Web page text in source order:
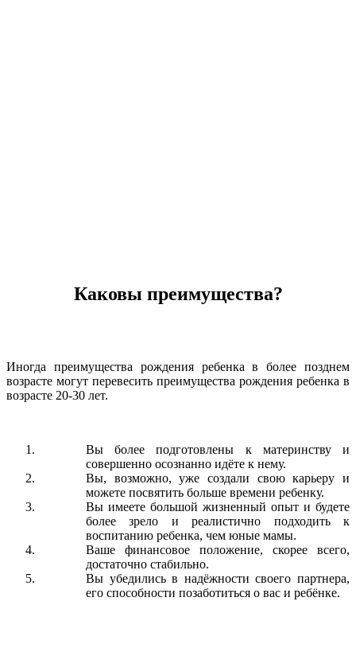
Каковы преимущества?
Иногда преимущества рождения ребенка в более позднем
возрасте могут перевесить преимущества рождения ребенка в
возрасте 20-30 лет.
Вы более подготовлены к материнству и
совершенно осознанно идёте к нему.
Вы, возможно, уже создали свою карьеру и
можете посвятить больше времени ребенку.
Вы имеете большой жизненный опыт и будете
более зрело и реалистично подходить к
воспитанию ребенка, чем юные мамы.
Ваше финансовое положение, скорее всего,
достаточно стабильно.
Вы убедились в надёжности своего партнера,
его способности позаботиться о вас и ребёнке.